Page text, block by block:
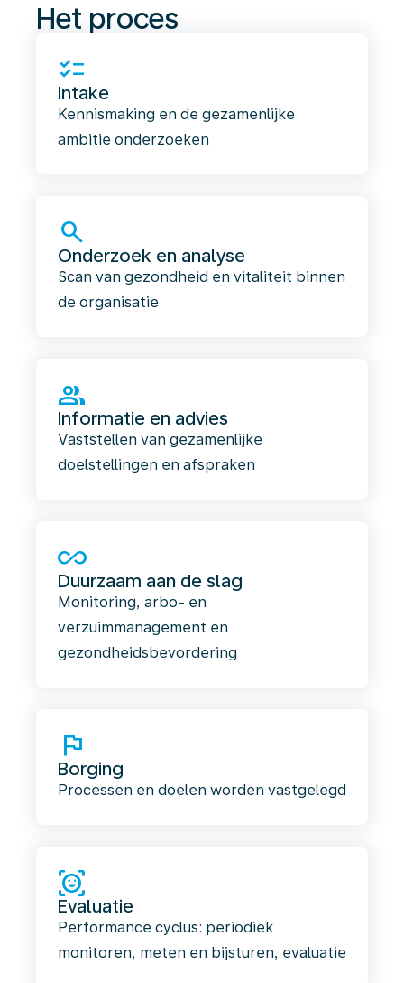
Het proces
checklist
Intake
Kennismaking en de gezamenlijke
ambitie onderzoeken
search
Onderzoek en analyse
Scan van gezondheid en vitaliteit binnen
de organisatie
group
Informatie en advies
Vaststellen van gezamenlijke
doelstellingen en afspraken
all_inclusive
Duurzaam aan de slag
Monitoring, arbo- en
verzuimmanagement en
gezondheidsbevordering
flag
Borging
Processen en doelen worden vastgelegd
ar_on_you
Evaluatie
Performance cyclus: periodiek
monitoren, meten en bijsturen, evaluatie